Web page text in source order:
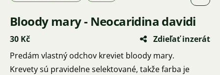
Bloody mary - Neocaridina davidi
30 Kč
Zdieľať inzerát
Predám vlastný odchov kreviet bloody mary.
Krevety sú pravidelne selektované, takže farba je